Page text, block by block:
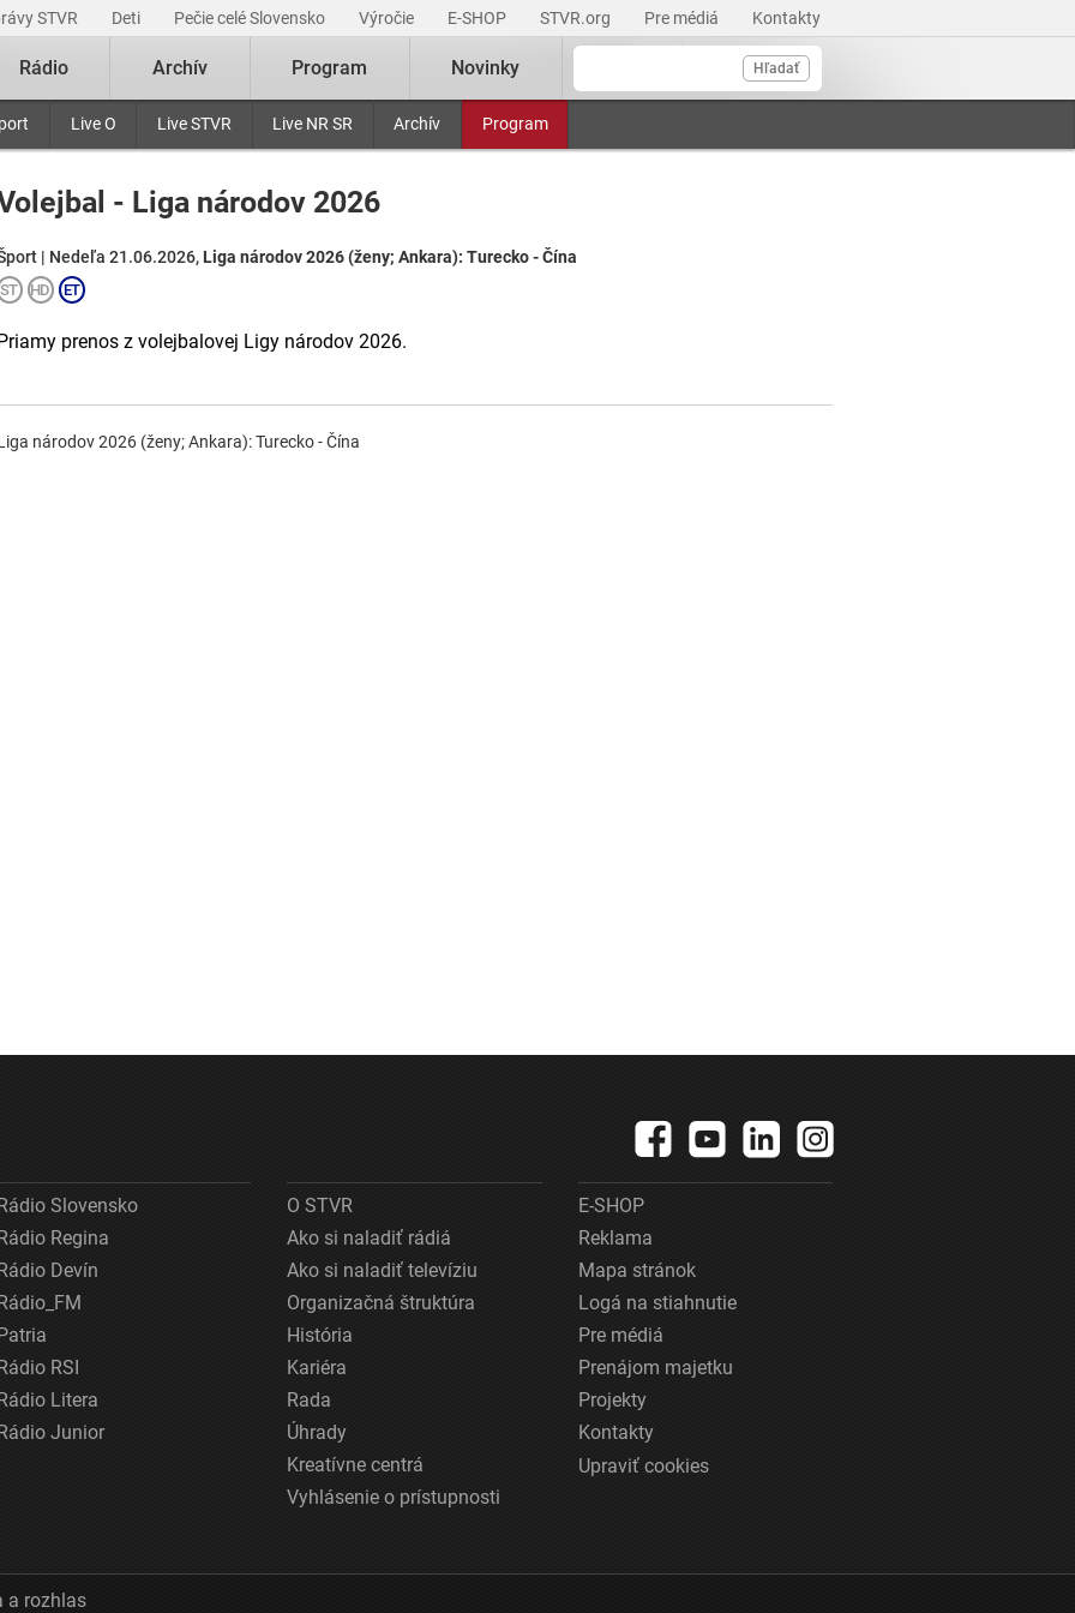
STVR Deti Pečie celé Slovensko Výročie E-SHOP STVR.org Pre médiá Kontakty
Hľadať
Live O Live STVR Live NR SR Archív Program
Rádio Archív Program Novinky
- Liga národov 2026
| Nedeľa 21.06.2026, Liga národov 2026 (ženy; Ankara): Turecko - Čína
prenos z volejbalovej Ligy národov 2026.
národov 2026 (ženy; Ankara): Turecko - Čína
Slovensko
Regina
Devín
RSI
Litera
Junior
O STVR
Ako si naladiť rádiá
Ako si naladiť televíziu
Organizačná štruktúra
História
Kariéra
Rada
Úhrady
Kreatívne centrá
Vyhlásenie o prístupnosti
E-SHOP
Reklama
Mapa stránok
Logá na stiahnutie
Pre médiá
Prenájom majetku
Projekty
Kontakty
Upraviť cookies
a rozhlas